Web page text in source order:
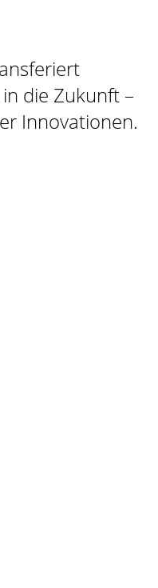
in die Zukunft –
Innovationen.